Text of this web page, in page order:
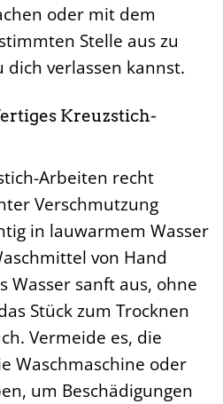
oder mit dem
Stelle aus zu
verlassen kannst.
Kreuzstich-
Arbeiten recht
Verschmutzung
in lauwarmem Wasser
von Hand
Wasser sanft aus, ohne
Stück zum Trocknen
Vermeide es, die
Waschmaschine oder
um Beschädigungen